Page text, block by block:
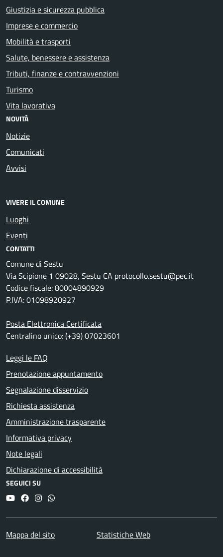
Giustizia e sicurezza pubblica
Imprese e commercio
Mobilità e trasporti
Salute, benessere e assistenza
Tributi, finanze e contravvenzioni
Turismo
Vita lavorativa
NOVITÀ
Notizie
Comunicati
Avvisi
VIVERE IL COMUNE
Luoghi
Eventi
CONTATTI
Comune di Sestu
Via Scipione 1 09028, Sestu CA protocollo.sestu@pec.it
Codice fiscale: 80004890929
P.IVA: 01098920927
Posta Elettronica Certificata
Centralino unico: (+39) 07023601
Leggi le FAQ
Prenotazione appuntamento
Segnalazione disservizio
Richiesta assistenza
Amministrazione trasparente
Informativa privacy
Note legali
Dichiarazione di accessibilità
SEGUICI SU
YouTubeFacebookInstagram
Whatsapp
Mappa del sito Statistiche Web